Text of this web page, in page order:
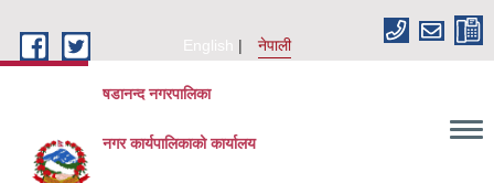
English
नेपाली
षडानन्द नगरपालिका
नगर कार्यपालिकाको कार्यालय